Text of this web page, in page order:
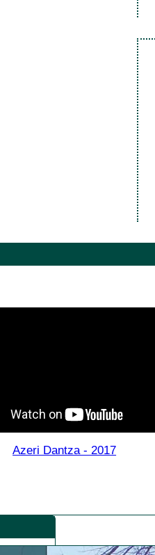
Azeri Dantza - 2017